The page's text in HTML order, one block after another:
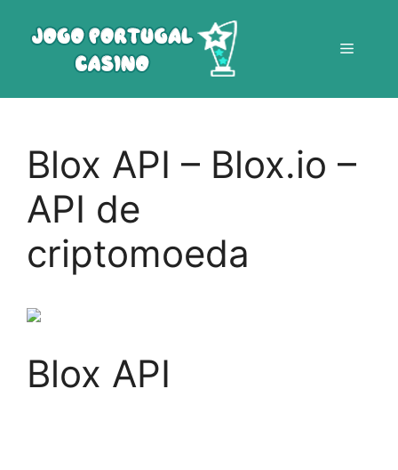
Menu
Blox API – Blox.io –
API de
criptomoeda
Blox API